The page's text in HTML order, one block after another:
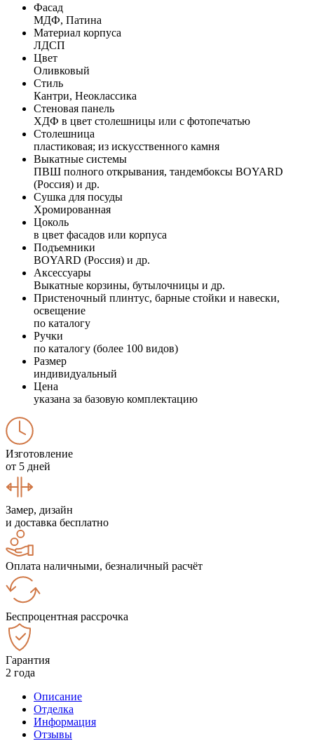
Фасад
МДФ, Патина
Материал корпуса
ЛДСП
Цвет
Оливковый
Стиль
Кантри, Неоклассика
Стеновая панель
ХДФ в цвет столешницы или с фотопечатью
Столешница
пластиковая; из искусственного камня
Выкатные системы
ПВШ полного открывания, тандембоксы BOYARD
(Россия) и др.
Сушка для посуды
Хромированная
Цоколь
в цвет фасадов или корпуса
Подъемники
BOYARD (Россия) и др.
Аксессуары
Выкатные корзины, бутылочницы и др.
Пристеночный плинтус, барные стойки и навески,
освещение
по каталогу
Ручки
по каталогу (более 100 видов)
Размер
индивидуальный
Цена
указана за базовую комплектацию
Изготовление
от 5 дней
Замер, дизайн
и доставка бесплатно
Оплата наличными, безналичный расчёт
Беспроцентная рассрочка
Гарантия
2 года
Описание
Отделка
Информация
Отзывы